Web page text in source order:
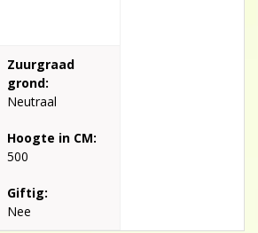
Zuurgraad
grond:
Neutraal
Hoogte in CM:
500
Giftig:
Nee